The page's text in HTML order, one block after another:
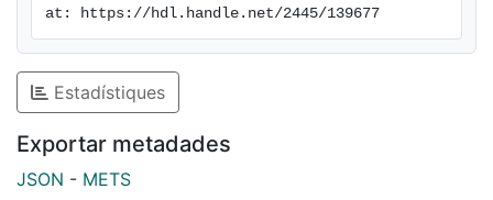
at: https://hdl.handle.net/2445/139677
Estadístiques
Exportar metadades
JSON - METS